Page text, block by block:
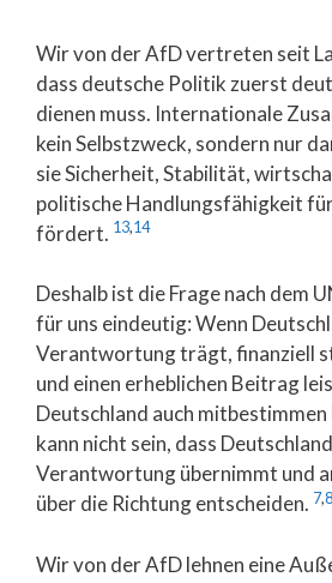
Wir von der AfD vertreten seit
dass deutsche Politik zuerst
dienen muss. Internationale
kein Selbstzweck, sondern nur
sie Sicherheit, Stabilität,
politische Handlungsfähigkeit
fördert. 13,14
Deshalb ist die Frage nach dem
für uns eindeutig: Wenn
Verantwortung trägt, finanziell
und einen erheblichen Beitrag
Deutschland auch mitbestimmen
kann nicht sein, dass
Verantwortung übernimmt und
über die Richtung entscheiden. 7,8
Wir von der AfD lehnen eine